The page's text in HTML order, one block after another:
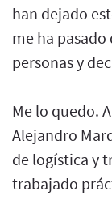
han dejado
me ha
personas y
Me lo quedo.
Alejandro
de logística y
trabajado